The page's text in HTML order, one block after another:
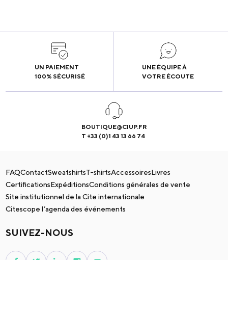
UN PAIEMENT
100% SÉCURISÉ
UNE ÉQUIPE À
VOTRE ÉCOUTE
BOUTIQUE@CIUP.FR
T +33 (0)1 43 13 66 74
FAQContactSweatshirtsT-shirtsAccessoiresLivres
CertificationsExpéditionsConditions générales de vente
Site institutionnel de la Cite internationale
Citescope l’agenda des événements
SUIVEZ-NOUS